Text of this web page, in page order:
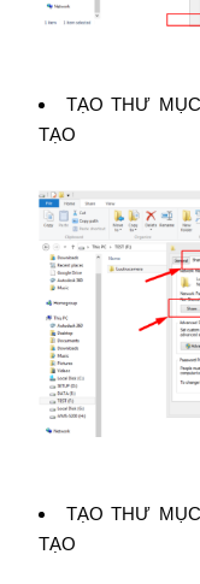
TẠO THƯ
TẠO
TẠO THƯ
TẠO